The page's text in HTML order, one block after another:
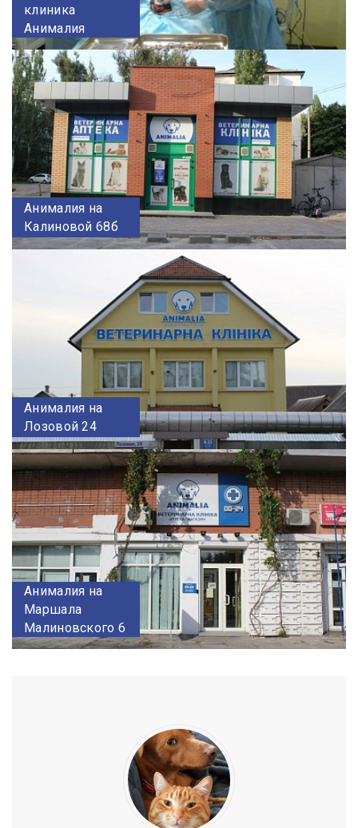
клиника
Анималия
Анималия на
Калиновой 68б
Анималия на
Лозовой 24
Анималия на
Маршала
Малиновского 6